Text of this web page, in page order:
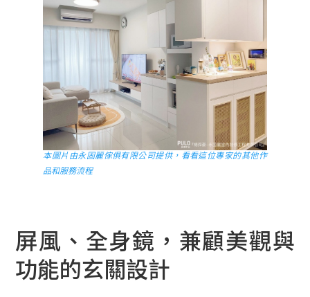
本圖片由永固麗傢俱有限公司提供，看看這位專家的其他作
品和服務流程
屏風、全身鏡，兼顧美觀與
功能的玄關設計